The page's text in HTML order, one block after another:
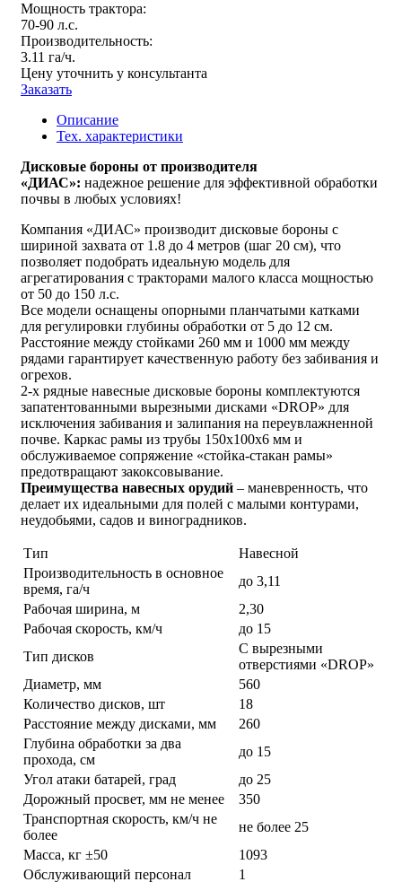
Мощность трактора:
70-90 л.с.
Производительность:
3.11 га/ч.
Цену уточнить у консультанта
Заказать
Описание
Тех. характеристики
Дисковые бороны от производителя
«ДИАС»: надежное решение для эффективной обработки
почвы в любых условиях!
Компания «ДИАС» производит дисковые бороны с
шириной захвата от 1.8 до 4 метров (шаг 20 см), что
позволяет подобрать идеальную модель для
агрегатирования с тракторами малого класса мощностью
от 50 до 150 л.с.
Все модели оснащены опорными планчатыми катками
для регулировки глубины обработки от 5 до 12 см.
Расстояние между стойками 260 мм и 1000 мм между
рядами гарантирует качественную работу без забивания и
огрехов.
2-х рядные навесные дисковые бороны комплектуются
запатентованными вырезными дисками «DROP» для
исключения забивания и залипания на переувлажненной
почве. Каркас рамы из трубы 150х100х6 мм и
обслуживаемое сопряжение «стойка-стакан рамы»
предотвращают закоксовывание.
Преимущества навесных орудий – маневренность, что
делает их идеальными для полей с малыми контурами,
неудобьями, садов и виноградников.
Тип
Навесной
Производительность в основное
время, га/ч
до 3,11
Рабочая ширина, м
2,30
Рабочая скорость, км/ч
до 15
Тип дисков
С вырезными
отверстиями «DROP»
Диаметр, мм
560
Количество дисков, шт
18
Расстояние между дисками, мм
260
Глубина обработки за два
прохода, см
до 15
Угол атаки батарей, град
до 25
Дорожный просвет, мм не менее
350
Транспортная скорость, км/ч не
более
не более 25
Масса, кг ±50
1093
Обслуживающий персонал
1